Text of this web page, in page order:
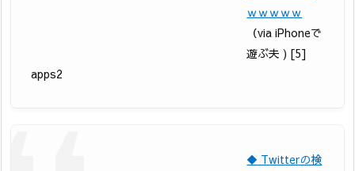
ｗｗｗｗｗ
（via iPhoneで
遊ぶ夫 ) [5]
apps2
◆ Twitterの検